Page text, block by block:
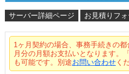
サーバー詳細ページ お見積りフ
1ヶ月契約の場合、事務手続きの
月分の月額お支払いとなります。
も可能です。別途お問い合わせ く